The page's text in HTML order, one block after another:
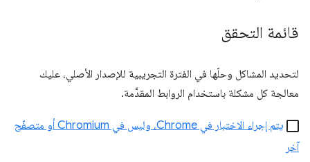
قائمة التحقق
لتحديد المشاكل وحلّها في الفترة التجريبية للإصدار الأصلي، عليك
معالجة كل مشكلة باستخدام الروابط المقدَّمة.
يتم إجراء الاختبار في Chrome، وليس في Chromium أو متصفّح
آخر